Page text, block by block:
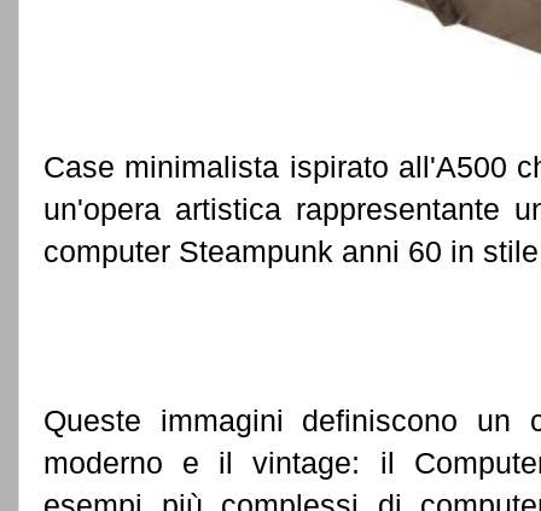
Case minimalista ispirato all'A500
un'opera artistica rappresentante
computer Steampunk anni 60 in
Queste immagini definiscono
moderno e il vintage: il